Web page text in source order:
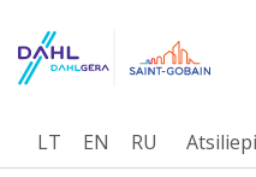
LT EN RU